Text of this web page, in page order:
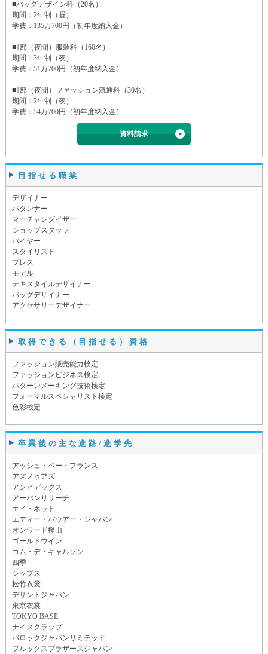
■バッグデザイン科（20名）
期間：2年制（昼）
学費：135万700円（初年度納入金）
■Ⅱ部（夜間）服装科（160名）
期間：3年制（夜）
学費：51万700円（初年度納入金）
■Ⅱ部（夜間）ファッション流通科（30名）
期間：2年制（夜）
学費：54万700円（初年度納入金）
資料請求
目指せる職業
デザイナー
パタンナー
マーチャンダイザー
ショップスタッフ
バイヤー
スタイリスト
プレス
モデル
テキスタイルデザイナー
バッグデザイナー
アクセサリーデザイナー
取得できる（目指せる）資格
ファッション販売能力検定
ファッションビジネス検定
パターンメーキング技術検定
フォーマルスペシャリスト検定
色彩検定
卒業後の主な進路/進学先
アッシュ・ペー・フランス
アズノゥアズ
アンビデックス
アーバンリサーチ
エイ・ネット
エディー・バウアー・ジャパン
オンワード樫山
ゴールドウイン
コム・デ・ギャルソン
四季
シップス
松竹衣裳
デサントジャパン
東京衣裳
TOKYO BASE
ナイスクラップ
バロックジャパンリミテッド
ブルックスブラザーズジャパン